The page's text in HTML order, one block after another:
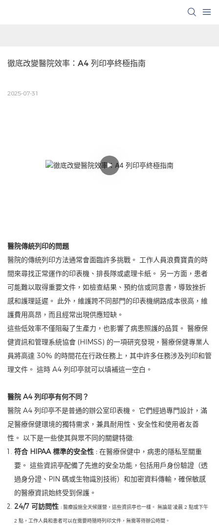
徹底改變醫院效率：A4 列印亭終極指南
2025-07-31
醫院傳統列印的問題
醫院的傳統列印方法通常會面臨許多挑戰。 工作人員浪費寶貴的時
間來尋找正常運作的印表機、排長隊或處理卡紙。 另一方面，患者
可能難以取得重要文件，如檢查結果、預約信或同意書，導致挫折
感和護理延遲。 此外，維護跨不同部門的印表機網路成本很高，維
護費用高昂，而且經常出現供應短缺。
這些低效率不僅阻礙了生產力，也影響了病患照護的品質。 醫療保
健資訊和管理系統協會 (HIMSS) 的一項研究發現，醫療保健專業人
員將高達 30% 的時間花在行政任務上，其中許多任務涉及列印和管
理文件。 這時 A4 列印亭就可以填補這一空白。
醫院 A4 列印亭有何不同？
醫院 A4 列印亭不是普通的辦公室印表機。 它們經過專門設計，滿
足醫療保健環境的獨特需求，兼具耐用性、安全性和使用者友善
性。 以下是一些使其與眾不同的關鍵特徵:
符合 HIPAA 標準的安全性 : 在醫療保健中，病患的隱私至關重
要。 這些資訊亭配備了先進的安全功能，包括用戶身份驗證（透
過身分證、PIN 碼或生物識別技術）和加密資料傳輸，確保敏感
的醫療資訊始終受到保護。
24/7 可訪問性 : 醫療設施全天候運營，這些資訊亭也一樣。 無論是’凌晨 2 點或下午
2 點，工作人員和患者可以在需要時隨時列印文件，無需等待辦公時間。